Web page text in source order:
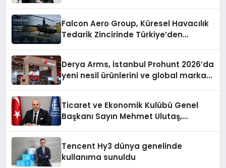
Falcon Aero Group, Küresel Havacılık
Tedarik Zincirinde Türkiye’den
Derya Arms, İstanbul Prohunt 2026’da
yeni nesil ürünlerini ve global marka
Ticaret ve Ekonomik Kulübü Genel
Başkanı Sayın Mehmet Ulutaş,
Tencent Hy3 dünya genelinde
kullanıma sunuldu